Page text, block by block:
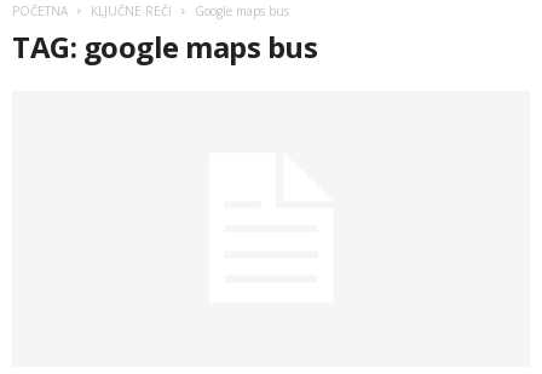
POČETNA KLJUČNE REČI Google maps bus
TAG: google maps bus